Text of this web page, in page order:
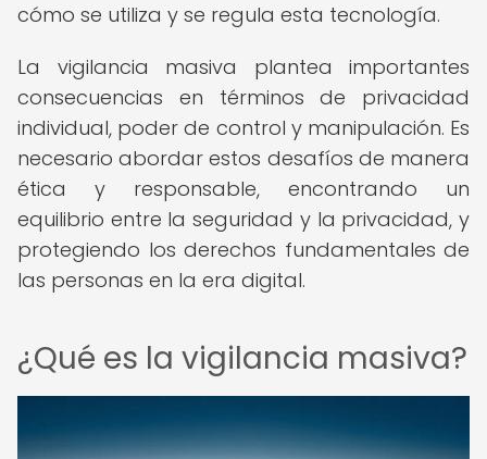
cómo se utiliza y se regula esta tecnología.
La vigilancia masiva plantea importantes
consecuencias en términos de privacidad
individual, poder de control y manipulación. Es
necesario abordar estos desafíos de manera
ética y responsable, encontrando un
equilibrio entre la seguridad y la privacidad, y
protegiendo los derechos fundamentales de
las personas en la era digital.
¿Qué es la vigilancia masiva?